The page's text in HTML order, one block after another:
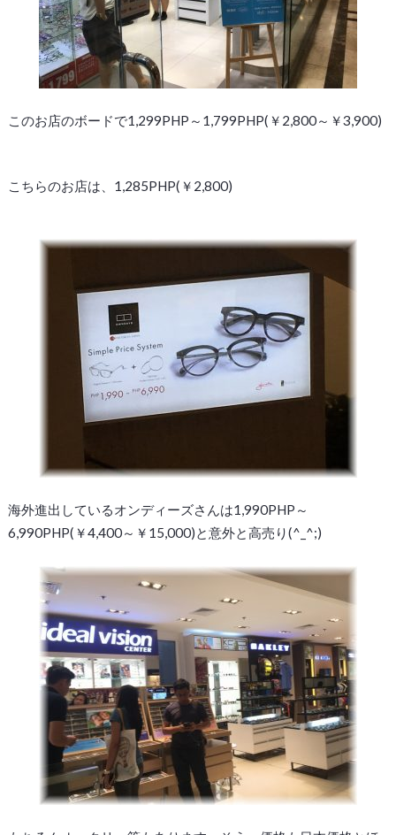
このお店のボードで1,299PHP～1,799PHP(￥2,800～￥3,900)
こちらのお店は、1,285PHP(￥2,800)
海外進出しているオンディーズさんは1,990PHP～
6,990PHP(￥4,400～￥15,000)と意外と高売り(^_^;)